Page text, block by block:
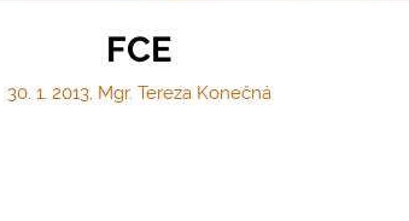
FCE
30. 1. 2013, Mgr. Tereza Konečná